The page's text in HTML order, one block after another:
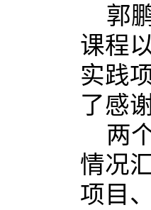
郭
课程
实践
了感
两
情况
项目